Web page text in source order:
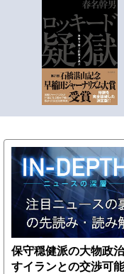
保守穏健派の大物政
すイランとの交渉可